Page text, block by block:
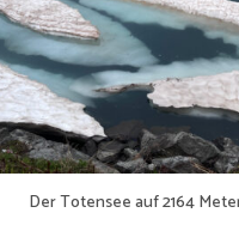
Der Totensee auf 2164